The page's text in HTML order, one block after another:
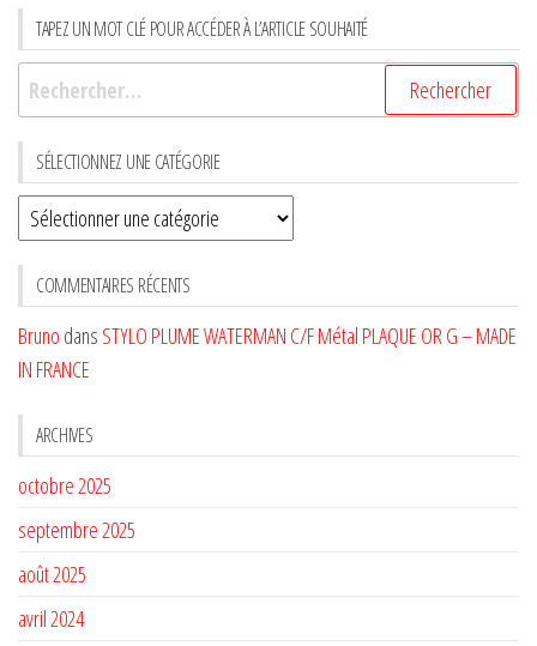
TAPEZ UN MOT CLÉ POUR ACCÉDER À L’ARTICLE SOUHAITÉ
Rechercher :
SÉLECTIONNEZ UNE CATÉGORIE
Sélectionnez
une
CATÉGORIE
COMMENTAIRES RÉCENTS
Bruno dans STYLO PLUME WATERMAN C/F Métal PLAQUE OR G – MADE
IN FRANCE
ARCHIVES
octobre 2025
septembre 2025
août 2025
avril 2024